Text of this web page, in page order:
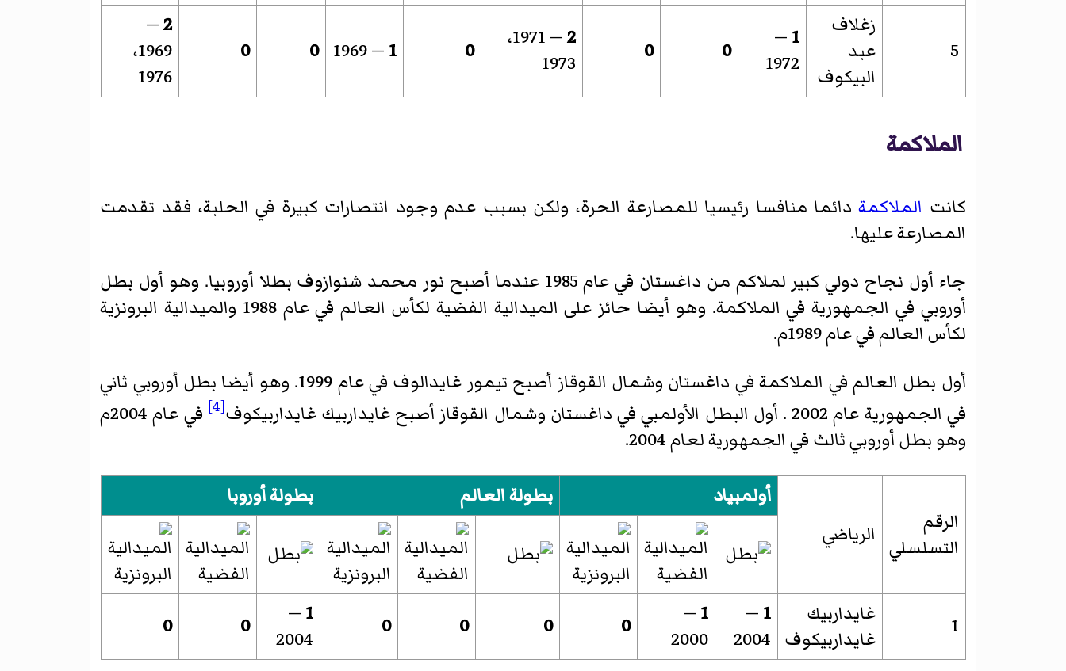
5
زغلاف
عبد
البيكوف
1
—
1972
0
0
2
— 1971،
1973
0
1
— 1969
0
0
2
—
1969،
1976
الملاكمة
كانت الملاكمةدائما منافسا رئيسيا للمصارعة الحرة، ولكن بسبب عدم وجود انتصارات كبيرة في الحلبة، فقد تقدمت
المصارعة عليها.
جاء أول نجاح دولي كبير لملاكم من داغستان في عام 1985 عندما أصبح نور محمد شنوازوف بطلا أوروبيا. وهو أول بطل
أوروبي في الجمهورية في الملاكمة. وهو أيضا حائز على الميدالية الفضية لكأس العالم في عام 1988 والميدالية البرونزية
لكأس العالم في عام 1989م.
أول بطل العالم في الملاكمة في داغستان وشمال القوقاز أصبح تيمور غايدالوف في عام 1999. وهو أيضا بطل أوروبي ثاني
في الجمهورية عام 2002 . أول البطل الأولمبي في داغستان وشمال القوقاز أصبح غايداربيك غايداربيكوف
[4]
في عام 2004م
وهو بطل أوروبي ثالث في الجمهورية لعام 2004.
الرقم
التسلسلي
الرياضي
أولمبياد بطولة العالم بطولة أوروبا
1
غايداربيك
غايداربيكوف
1
—
2004
1
—
2000
0
0
0
0
1
—
2004
0
0